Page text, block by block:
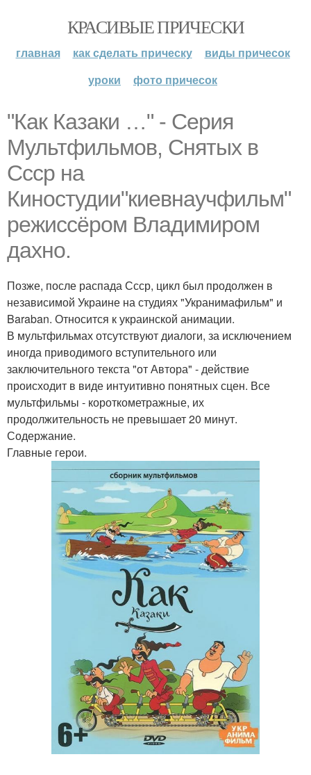
КРАСИВЫЕ ПРИЧЕСКИ
главная как сделать прическу
виды причесок
уроки
фото причесок
"Как Казаки …" - Серия
Мультфильмов, Снятых в
Ссср на
Киностудии"киевнаучфильм"
режиссёром Владимиром
дахно.
Позже, после распада Ссср, цикл был продолжен в
независимой Украине на студиях "Укранимафильм" и
Baraban. Относится к украинской анимации.
В мультфильмах отсутствуют диалоги, за исключением
иногда приводимого вступительного или
заключительного текста "от Автора" - действие
происходит в виде интуитивно понятных сцен. Все
мультфильмы - короткометражные, их
продолжительность не превышает 20 минут.
Содержание.
Главные герои.